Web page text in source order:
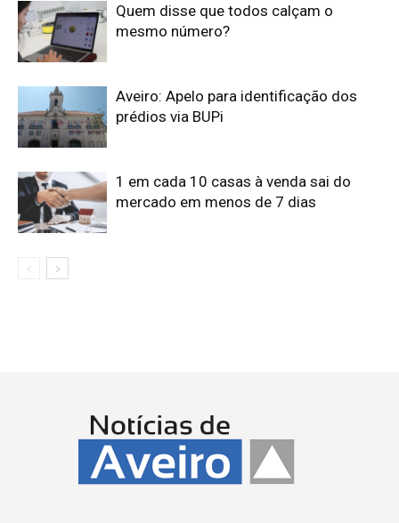
Quem disse que todos calçam o
mesmo número?
Aveiro: Apelo para identificação dos
prédios via BUPi
1 em cada 10 casas à venda sai do
mercado em menos de 7 dias